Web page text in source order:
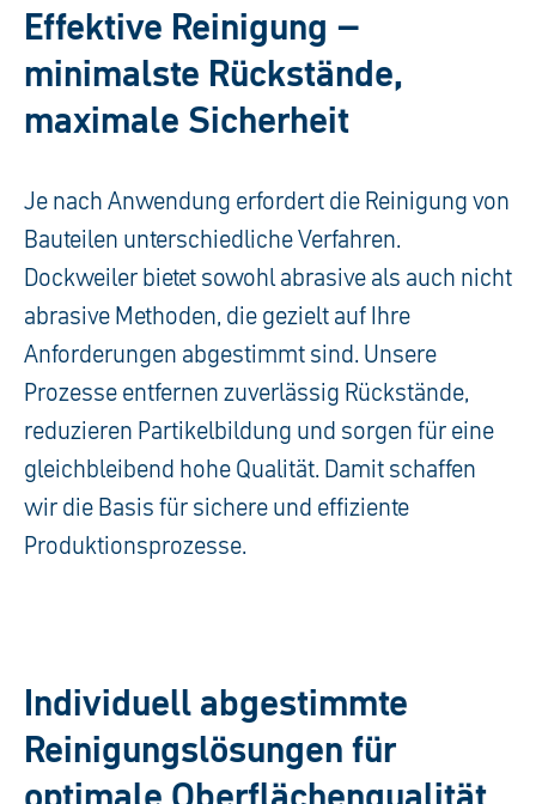
Effektive Reinigung –
minimalste Rückstände,
maximale Sicherheit
Je nach Anwendung erfordert die Reinigung von
Bauteilen unterschiedliche Verfahren.
Dockweiler bietet sowohl abrasive als auch nicht
abrasive Methoden, die gezielt auf Ihre
Anforderungen abgestimmt sind. Unsere
Prozesse entfernen zuverlässig Rückstände,
reduzieren Partikelbildung und sorgen für eine
gleichbleibend hohe Qualität. Damit schaffen
wir die Basis für sichere und effiziente
Produktionsprozesse.
Individuell abgestimmte
Reinigungslösungen für